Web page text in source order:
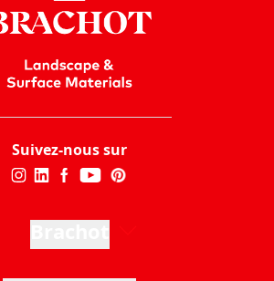
Suivez-nous sur